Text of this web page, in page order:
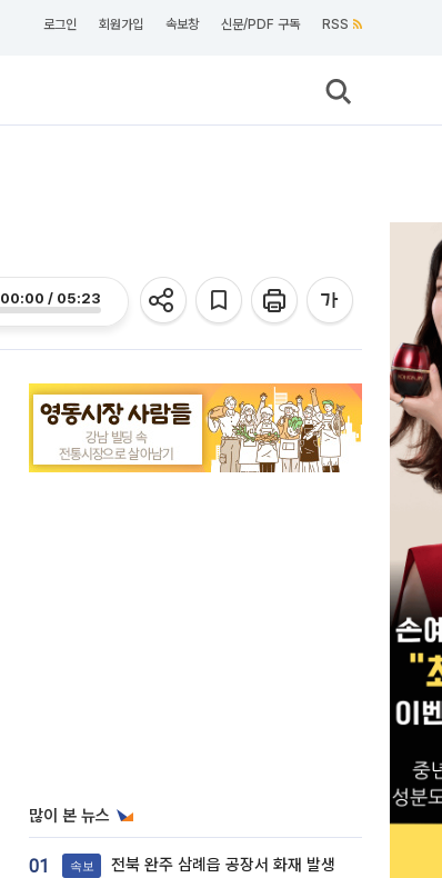
로그인 회원가입 속보창 신문/PDF 구독 RSS
00:00 / 05:23
많이 본 뉴스
01 속보 전북 완주 삼례읍 공장서 화재 발생